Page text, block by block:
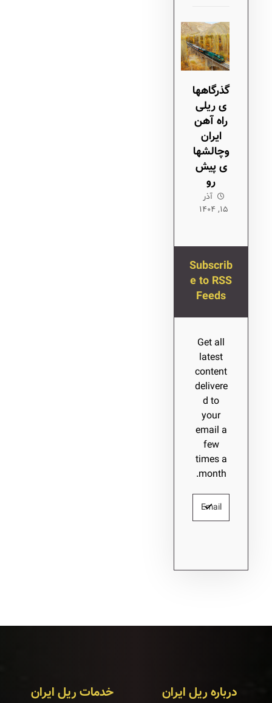
گذرگاهها
ی ریلی
راه آهن
ایران
وچالشها
ی پیش
رو
آذر
۱۵, ۱۴۰۴
Subscrib
e to RSS
Feeds
Get all
latest
content
delivere
d to
your
email a
few
times a
month.
درباره ریل ایران خدمات ریل ایران